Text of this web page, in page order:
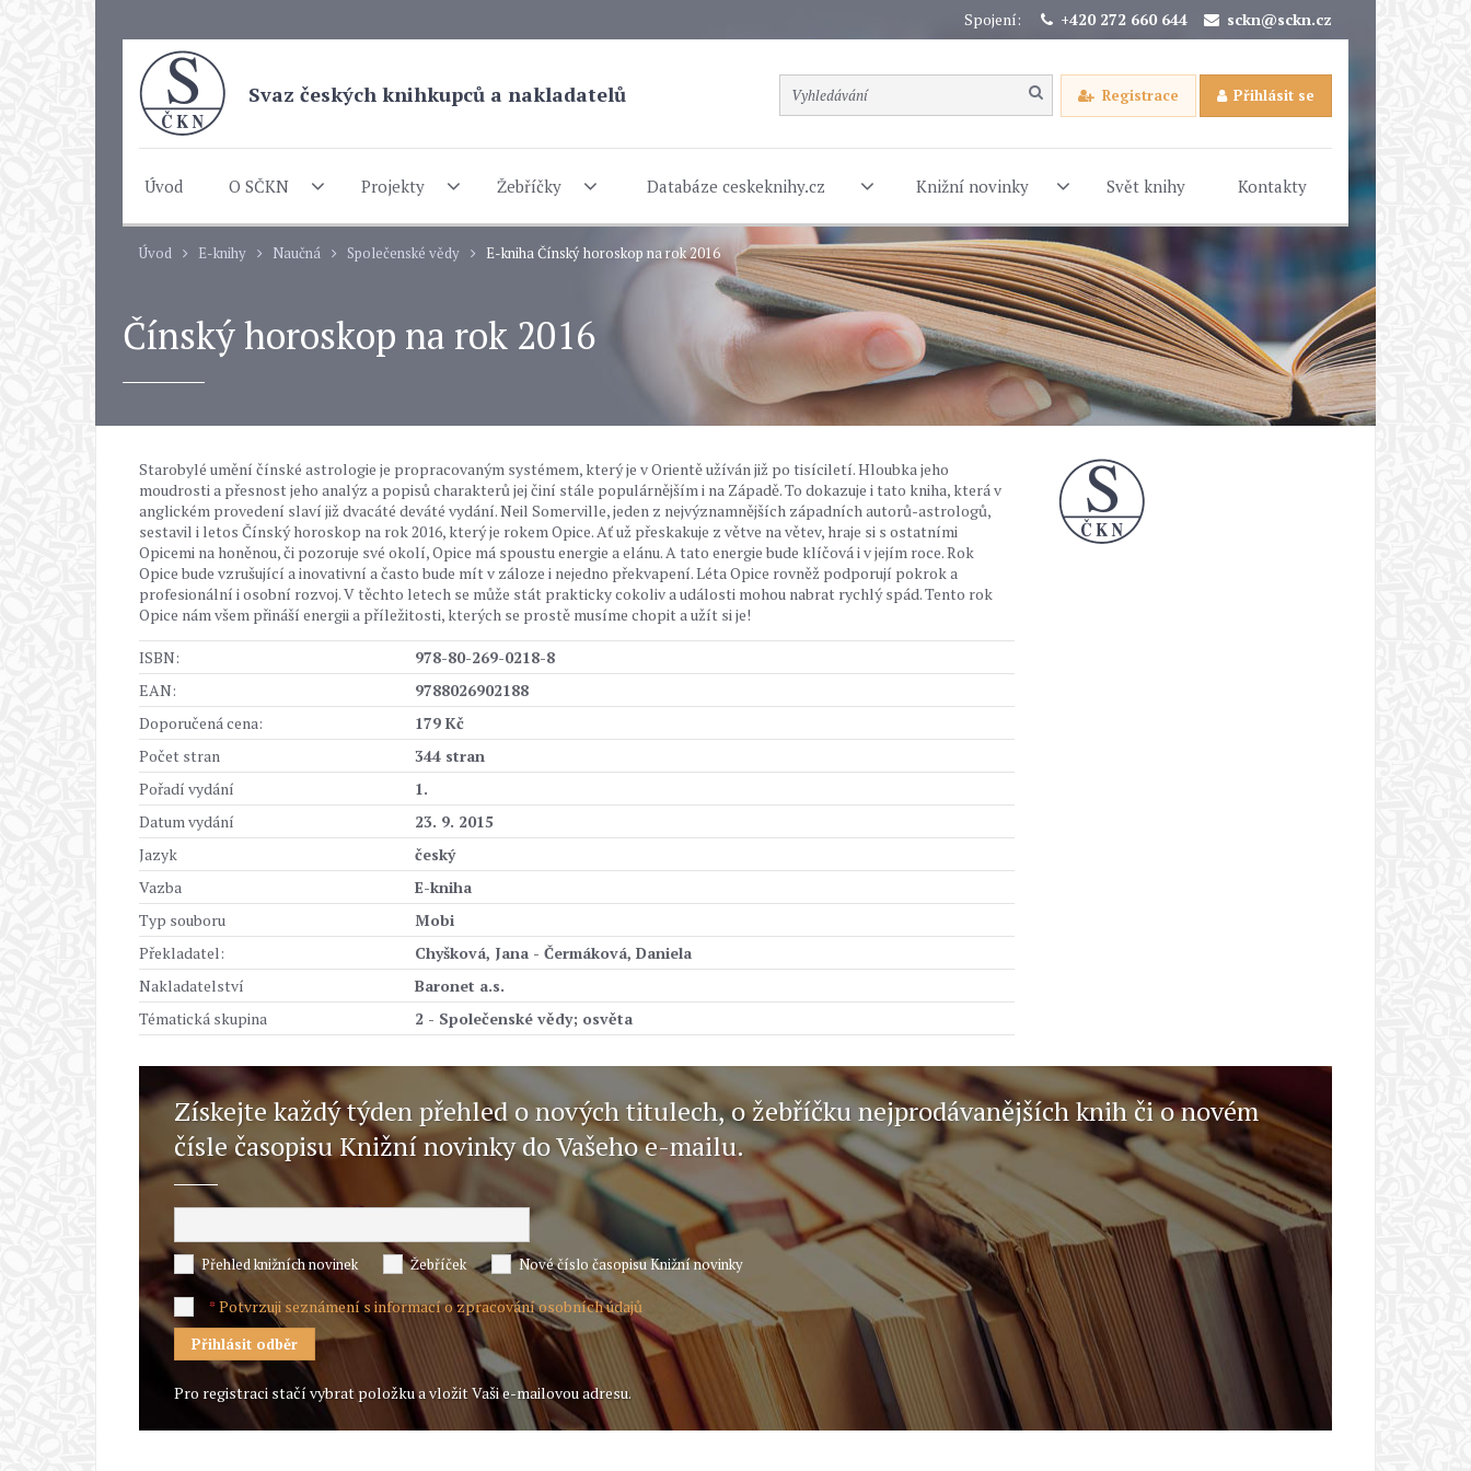
Spojení: +420 272 660 644 sckn@sckn.cz
Svaz českých knihkupců a nakladatelů Registrace Přihlásit se
Úvod O SČKN Projekty Žebříčky Databáze ceskeknihy.cz Knižní novinky Svět knihy Kontakty
Úvod E-knihy Naučná Společenské vědy E-kniha Čínský horoskop na rok 2016
Čínský horoskop na rok 2016
Starobylé umění čínské astrologie je propracovaným systémem, který je v Orientě užíván již po tisíciletí. Hloubka jeho
moudrosti a přesnost jeho analýz a popisů charakterů jej činí stále populárnějším i na Západě. To dokazuje i tato kniha, která v
anglickém provedení slaví již dvacáté deváté vydání. Neil Somerville, jeden z nejvýznamnějších západních autorů-astrologů,
sestavil i letos Čínský horoskop na rok 2016, který je rokem Opice. Ať už přeskakuje z větve na větev, hraje si s ostatními
Opicemi na honěnou, či pozoruje své okolí, Opice má spoustu energie a elánu. A tato energie bude klíčová i v jejím roce. Rok
Opice bude vzrušující a inovativní a často bude mít v záloze i nejedno překvapení. Léta Opice rovněž podporují pokrok a
profesionální i osobní rozvoj. V těchto letech se může stát prakticky cokoliv a události mohou nabrat rychlý spád. Tento rok
Opice nám všem přináší energii a příležitosti, kterých se prostě musíme chopit a užít si je!
ISBN:
978-80-269-0218-8
EAN:
9788026902188
Doporučená cena:
179 Kč
Počet stran
344 stran
Pořadí vydání
1.
Datum vydání
23. 9. 2015
Jazyk
český
Vazba
E-kniha
Typ souboru
Mobi
Překladatel:
Chyšková, Jana - Čermáková, Daniela
Nakladatelství
Baronet a.s.
Tématická skupina
2 - Společenské vědy; osvěta
Získejte každý týden přehled o nových titulech, o žebříčku nejprodávanějších knih či o novém
čísle časopisu Knižní novinky do Vašeho e-mailu.
Přehled knižních novinek Žebříček Nové číslo časopisu Knižní novinky
*Potvrzuji seznámení s informací o zpracování osobních údajů
Pro registraci stačí vybrat položku a vložit Vaši e-mailovou adresu.